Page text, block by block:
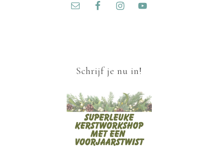
Schrijf je nu in!